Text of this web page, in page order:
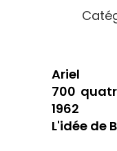
Ariel
700
1962
L'idée de